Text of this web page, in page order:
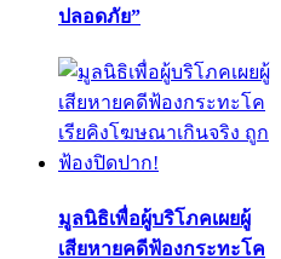
ปลอดภัย”
มูลนิธิเพื่อผู้บริโภคเผยผู้
เสียหายคดีฟ้องกระทะโค